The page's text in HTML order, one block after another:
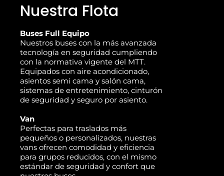
Nuestra Flota
Buses Full Equipo
Nuestros buses con la más avanzada
tecnología en seguridad cumpliendo
con la normativa vigente del MTT.
Equipados con aire acondicionado,
asientos semi cama y salón cama,
sistemas de entretenimiento, cinturón
de seguridad y seguro por asiento.
Van
Perfectas para traslados más
pequeños o personalizados, nuestras
vans ofrecen comodidad y eficiencia
para grupos reducidos, con el mismo
estándar de seguridad y confort que